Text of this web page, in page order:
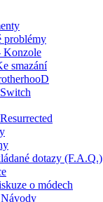
smazání
dotazy (F.A.Q.)
o módech